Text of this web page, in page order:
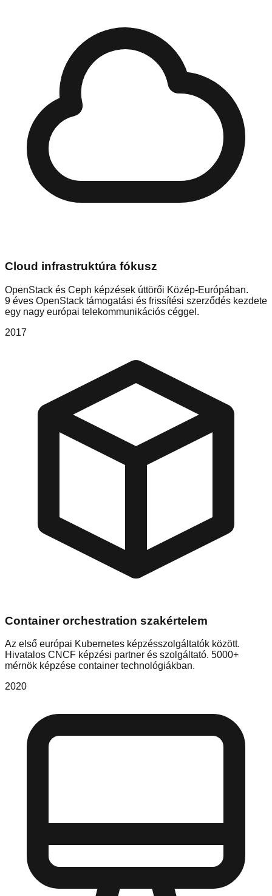
Cloud infrastruktúra fókusz
OpenStack és Ceph képzések úttörői Közép-Európában.
9 éves OpenStack támogatási és frissítési szerződés kezdete
egy nagy európai telekommunikációs céggel.
2017
Container orchestration szakértelem
Az első európai Kubernetes képzésszolgáltatók között.
Hivatalos CNCF képzési partner és szolgáltató. 5000+
mérnök képzése container technológiákban.
2020